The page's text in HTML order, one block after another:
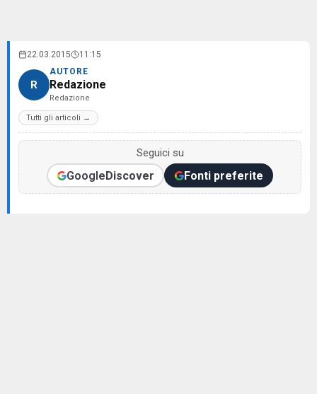
22.03.2015 11:15
R
AUTORE
Redazione
Redazione
Tutti gli articoli →
Seguici su
GoogleDiscover Fonti preferite